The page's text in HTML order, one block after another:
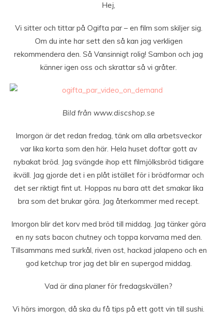
Hej,
Vi sitter och tittar på Ogifta par – en film som skiljer sig.
Om du inte har sett den så kan jag verkligen
rekommendera den. Så Vansinnigt rolig! Sambon och jag
känner igen oss och skrattar så vi gråter.
Bild från www.discshop.se
Imorgon är det redan fredag, tänk om alla arbetsveckor
var lika korta som den här. Hela huset doftar gott av
nybakat bröd. Jag svängde ihop ett filmjölksbröd tidigare
ikväll. Jag gjorde det i en plåt istället för i brödformar och
det ser riktigt fint ut. Hoppas nu bara att det smakar lika
bra som det brukar göra. Jag återkommer med recept.
Imorgon blir det korv med bröd till middag. Jag tänker göra
en ny sats bacon chutney och toppa korvarna med den.
Tillsammans med surkål, riven ost, hackad jalapeno och en
god ketchup tror jag det blir en supergod middag.
Vad är dina planer för fredagskvällen?
Vi hörs imorgon, då ska du få tips på ett gott vin till sushi.